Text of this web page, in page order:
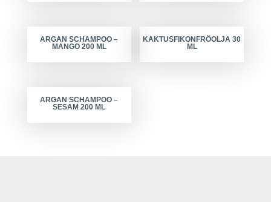
ARGAN SCHAMPOO –
MANGO 200 ML
KAKTUSFIKONFRÖOLJA 30
ML
ARGAN SCHAMPOO –
SESAM 200 ML